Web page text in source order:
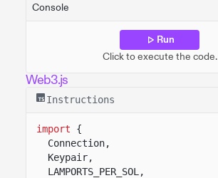
Console
Run
Click to execute the code.
Web3.js
Instructions
import
{
Connection,
Keypair,
LAMPORTS_PER_SOL,